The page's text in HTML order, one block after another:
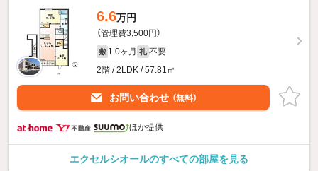
6.6万円
（管理費3,500円）
敷 1.0ヶ月 礼 不要
2階 / 2LDK / 57.81㎡
お問い合わせ （無料）
ほか提供
エクセルシオールのすべての部屋を見る